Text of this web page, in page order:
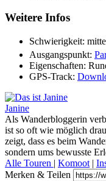
Weitere Infos
Schwierigkeit:
Ausgangspunkt:
Eigenschaften:
GPS-Track:
Janine
Als Wanderbloggerin
ist so oft wie möglich
zeigt, dass es beim
sondern ums bewusste
Alle Touren | Komoot |
Merken & Teilen